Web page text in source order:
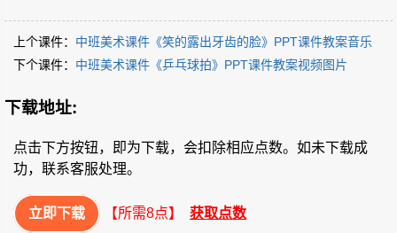
上个课件： 中班美术课件《笑的露出牙齿的脸》PPT课件教案音乐
下个课件： 中班美术课件《乒乓球拍》PPT课件教案视频图片
下载地址:
点击下方按钮，即为下载，会扣除相应点数。如未下载成
功，联系客服处理。
立即下载 【所需8点】 获取点数